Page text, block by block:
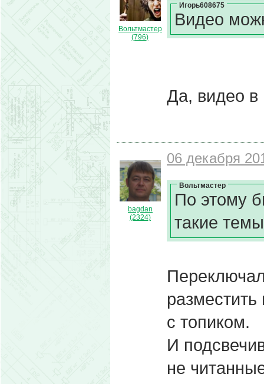
Вольтмастер
(796)
Игорь608675
Видео
Да, видео в
bagdan
(2324)
06 декабря
Вольтмастер
По этому
такие
с топиком.
И
не